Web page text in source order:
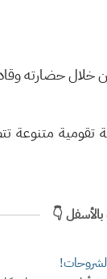
من خلال حضارته
متنوعة
بالأسفل 👇